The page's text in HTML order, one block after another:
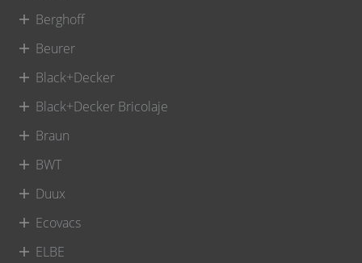
Berghoff
Beurer
Black+Decker
Black+Decker Bricolaje
Braun
BWT
Duux
Ecovacs
ELBE